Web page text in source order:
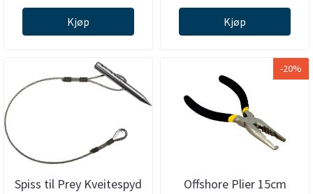
Kjøp Kjøp
Spiss til Prey Kveitespyd
-20%
Offshore Plier 15cm